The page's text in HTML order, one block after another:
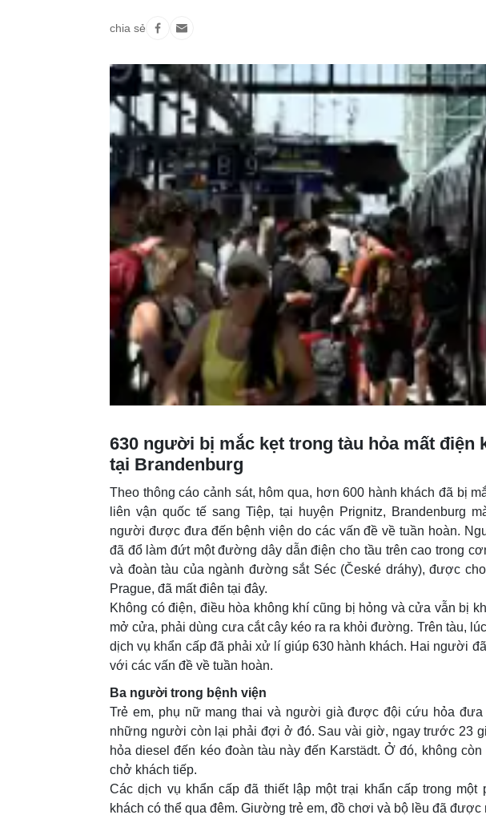
chia sẻ
630 người bị mắc kẹt trong tàu hỏa mất điện
tại Brandenburg
Theo thông cáo cảnh sát, hôm qua, hơn 600 hành khách đã bị
liên vận quốc tế sang Tiệp, tại huyện Prignitz, Brandenburg
người được đưa đến bệnh viện do các vấn đề về tuần hoàn.
đã đổ làm đứt một đường dây dẫn điện cho tầu trên cao trong
và đoàn tàu của ngành đường sắt Séc (České dráhy), được
Prague, đã mất điên tại đây.
Không có điện, điều hòa không khí cũng bị hỏng và cửa vẫn bị
mở cửa, phải dùng cưa cắt cây kéo ra ra khỏi đường. Trên tàu,
dịch vụ khẩn cấp đã phải xử lí giúp 630 hành khách. Hai người
với các vấn đề về tuần hoàn.
Ba người trong bệnh viện
Trẻ em, phụ nữ mang thai và người già được đội cứu hỏa đưa
những người còn lại phải đợi ở đó. Sau vài giờ, ngay trước 23
hỏa diesel đến kéo đoàn tàu này đến Karstädt. Ở đó, không
chở khách tiếp.
Các dịch vụ khẩn cấp đã thiết lập một trại khẩn cấp trong một
khách có thể qua đêm. Giường trẻ em, đồ chơi và bộ lều đã được